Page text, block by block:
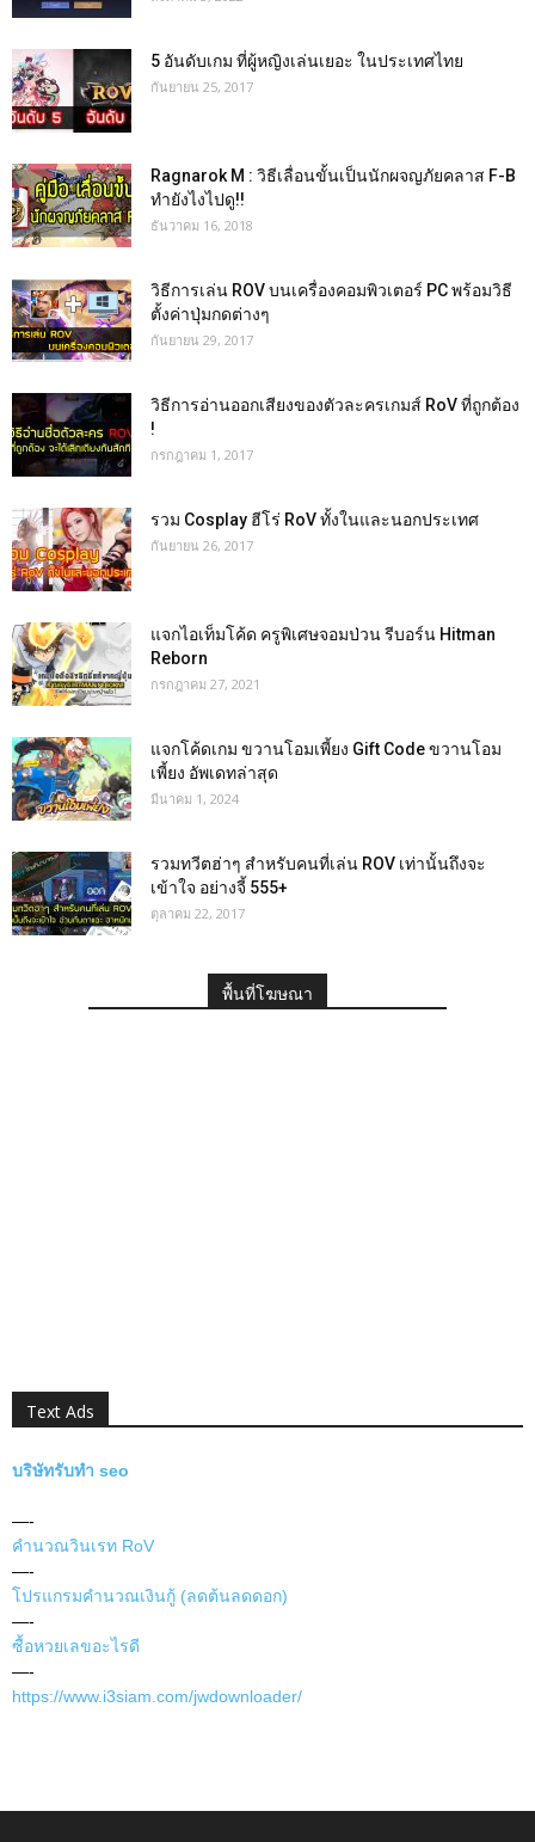
5 อันดับเกม ที่ผู้หญิงเล่นเยอะ ในประเทศไทย
กันยายน 25, 2017
Ragnarok M : วิธีเลื่อนขั้นเป็นนักผจญภัยคลาส F-B
ทำยังไงไปดู!!
ธันวาคม 16, 2018
วิธีการเล่น ROV บนเครื่องคอมพิวเตอร์ PC พร้อมวิธี
ตั้งค่าปุ่มกดต่างๆ
กันยายน 29, 2017
วิธีการอ่านออกเสียงของตัวละครเกมส์ RoV ที่ถูกต้อง
!
กรกฎาคม 1, 2017
รวม Cosplay ฮีโร่ RoV ทั้งในและนอกประเทศ
กันยายน 26, 2017
แจกไอเท็มโค้ด ครูพิเศษจอมป่วน รีบอร์น Hitman
Reborn
กรกฎาคม 27, 2021
แจกโค้ดเกม ขวานโอมเพี้ยง Gift Code ขวานโอม
เพี้ยง อัพเดทล่าสุด
มีนาคม 1, 2024
รวมทวีตฮ่าๆ สำหรับคนที่เล่น ROV เท่านั้นถึงจะ
เข้าใจ อย่างจี้ 555+
ตุลาคม 22, 2017
พื้นที่โฆษณา
Text Ads
บริษัทรับทำ seo
—-
คำนวณวินเรท RoV
—-
โปรแกรมคำนวณเงินกู้ (ลดต้นลดดอก)
—-
ซื้อหวยเลขอะไรดี
—-
https://www.i3siam.com/jwdownloader/